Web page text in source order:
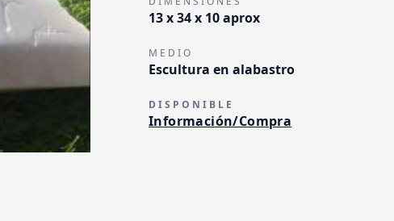
13 x 34 x 10 aprox
MEDIO
Escultura en alabastro
DISPONIBLE
Información/Compra